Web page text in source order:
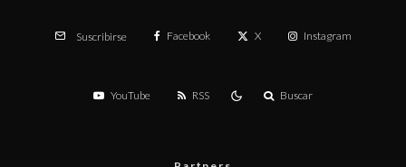
Suscribirse Facebook X Instagram
YouTube RSS Buscar